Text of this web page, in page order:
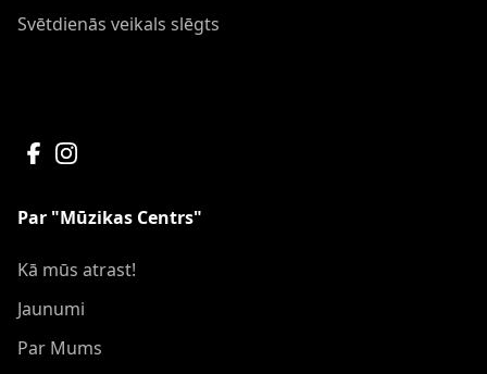
Svētdienās veikals slēgts
Par "Mūzikas Centrs"
Kā mūs atrast!
Jaunumi
Par Mums